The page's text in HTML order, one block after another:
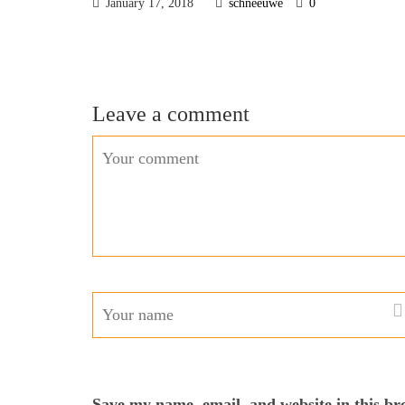
January 17, 2018 schneeuwe 0
Leave a comment